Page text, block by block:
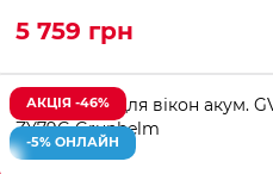
5 759 грн
АКЦІЯ -46%
-5% ОНЛАЙН